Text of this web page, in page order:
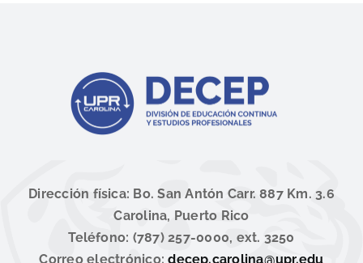
Dirección física: Bo. San Antón Carr. 887 Km. 3.6
Carolina, Puerto Rico
Teléfono: (787) 257-0000, ext. 3250
Correo electrónico:decep.carolina@upr.edu